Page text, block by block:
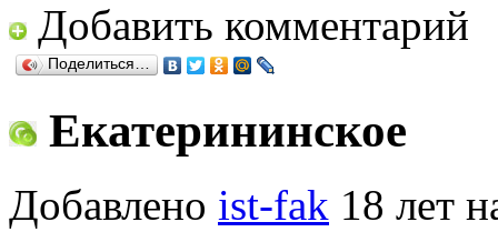
Добавить комментарий
Поделиться…
Екатерининское
Добавлено ist-fak 18 лет